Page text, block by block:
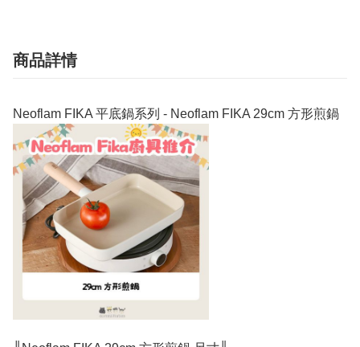
商品詳情
Neoflam FIKA 平底鍋系列 - Neoflam FIKA 29cm 方形煎鍋